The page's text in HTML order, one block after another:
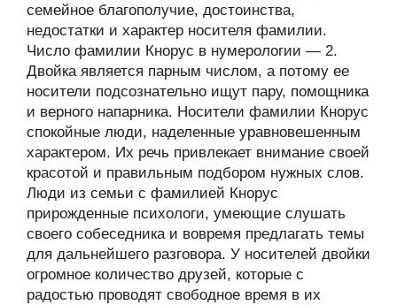
семейное благополучие, достоинства,
недостатки и характер носителя фамилии.
Число фамилии Кнорус в нумерологии — 2.
Двойка является парным числом, а потому ее
носители подсознательно ищут пару, помощника
и верного напарника. Носители фамилии Кнорус
спокойные люди, наделенные уравновешенным
характером. Их речь привлекает внимание своей
красотой и правильным подбором нужных слов.
Люди из семьи с фамилией Кнорус
прирожденные психологи, умеющие слушать
своего собеседника и вовремя предлагать темы
для дальнейшего разговора. У носителей двойки
огромное количество друзей, которые с
радостью проводят свободное время в их